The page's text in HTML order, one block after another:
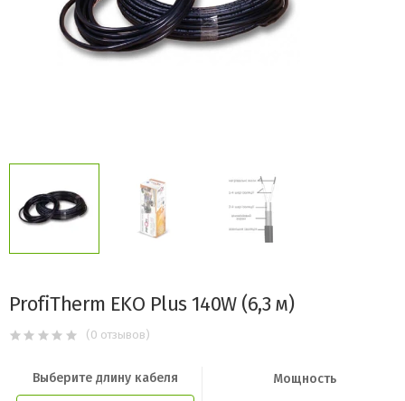
ProfiTherm EKO Plus 140W (6,3 м)
(0 отзывов)
Выберите длину кабеля Мощность